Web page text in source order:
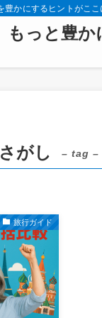
かにするヒントがこ
もっと豊
がし – tag –
旅行ガイド